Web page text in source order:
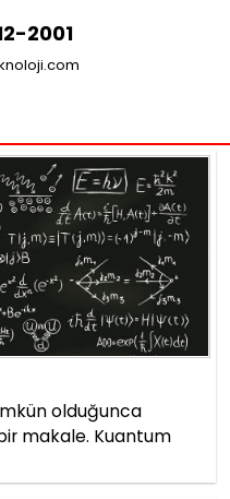
2001
olduğunca
makale. Kuantum